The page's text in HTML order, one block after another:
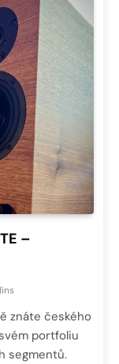
–
znáte českého
portfoliu
segmentů.